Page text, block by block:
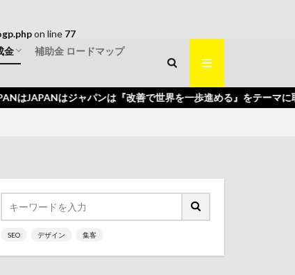
on line 77
金
補助金 ロードマップ
はジャパンは『改善で世界を一歩進める』をテーマに取り組んで
SEO デザイン 集客